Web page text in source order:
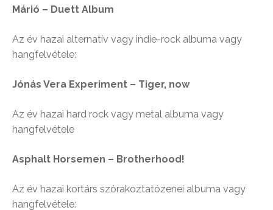
Márió – Duett Album
Az év hazai alternatív vagy indie-rock albuma vagy
hangfelvétele:
Jónás Vera Experiment – Tiger, now
Az év hazai hard rock vagy metal albuma vagy
hangfelvétele
Asphalt Horsemen – Brotherhood!
Az év hazai kortárs szórakoztatózenei albuma vagy
hangfelvétele: